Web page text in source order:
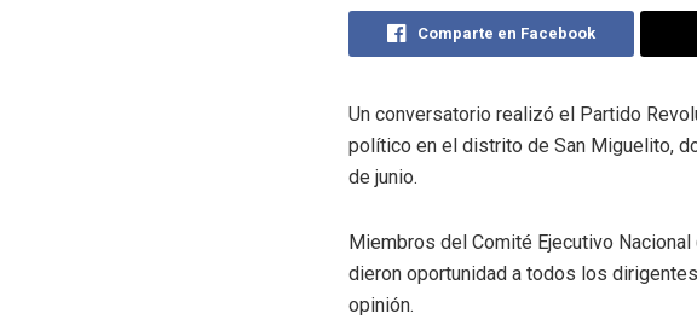
Comparte en Facebook
Un conversatorio realizó el Partido
político en el distrito de San Miguelito,
de junio.
Miembros del Comité Ejecutivo
dieron oportunidad a todos los
opinión.